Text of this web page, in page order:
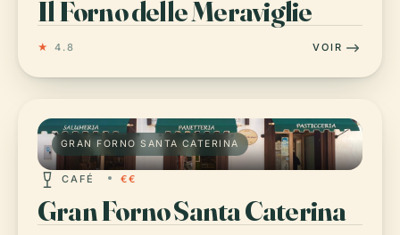
Il Forno delle Meraviglie
★ 4.8 VOIR
GRAN FORNO SANTA CATERINA
CAFÉ €€
Gran Forno Santa Caterina